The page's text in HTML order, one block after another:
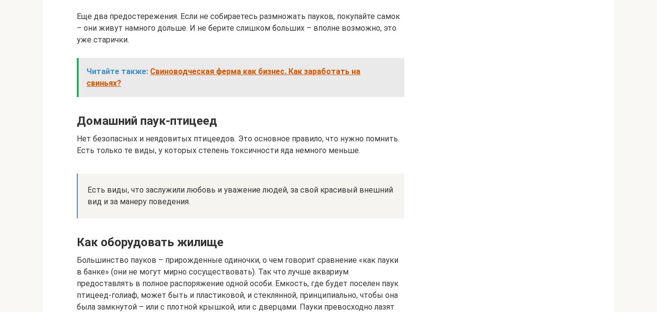
Еще два предостережения. Если не собираетесь размножать пауков, покупайте самок
– они живут намного дольше. И не берите слишком больших – вполне возможно, это
уже старички.
Читайте также: Свиноводческая ферма как бизнес. Как заработать на
свиньях?
Домашний паук-птицеед
Нет безопасных и неядовитых птицеедов. Это основное правило, что нужно помнить.
Есть только те виды, у которых степень токсичности яда немного меньше.
Есть виды, что заслужили любовь и уважение людей, за свой красивый внешний
вид и за манеру поведения.
Как оборудовать жилище
Большинство пауков – прирожденные одиночки, о чем говорит сравнение «как пауки
в банке» (они не могут мирно сосуществовать). Так что лучше аквариум
предоставлять в полное распоряжение одной особи. Емкость, где будет поселен паук
птицеед-голиаф, может быть и пластиковой, и стеклянной, принципиально, чтобы она
была замкнутой – или с плотной крышкой, или с дверцами. Пауки превосходно лазят